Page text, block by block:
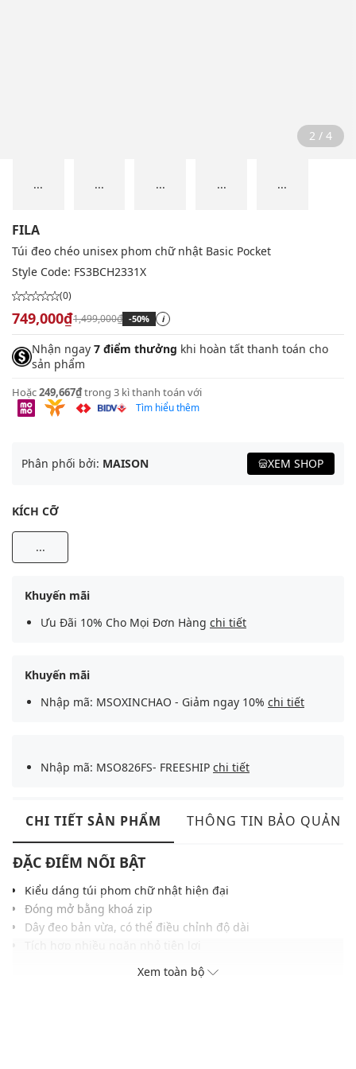
2 / 4
... ... ... ... ...
FILA
Túi đeo chéo unisex phom chữ nhật Basic Pocket
Style Code: FS3BCH2331X
(0)
749,000₫1,499,000₫ -50% i
Nhận ngay 7 điểm thưởng khi hoàn tất thanh toán cho
sản phẩm
Hoặc249,667₫trong 3 kì thanh toán với
Tìm hiểu thêm
Phân phối bởi: MAISON XEM SHOP
KÍCH CỠ
...
Khuyến mãi
Ưu Đãi 10% Cho Mọi Đơn Hàng chi tiết
Khuyến mãi
Nhập mã: MSOXINCHAO - Giảm ngay 10% chi tiết
Nhập mã: MSO826FS- FREESHIP chi tiết
CHI TIẾT SẢN PHẨM THÔNG TIN BẢO QUẢN
ĐẶC ĐIỂM NỔI BẬT
Kiểu dáng túi phom chữ nhật hiện đại
Đóng mở bằng khoá zip
Dây đeo bản vừa, có thể điều chỉnh độ dài
Gam màu hiện đại dễ dàng phối với nhiều trang phục và
Xem toàn bộ